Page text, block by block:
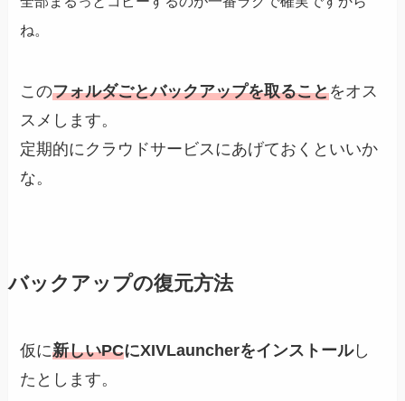
ね。
このフォルダごとバックアップを取ることをオス
スメします。
定期的にクラウドサービスにあげておくといいか
な。
バックアップの復元方法
仮に新しいPCにXIVLauncherをインストールし
たとします。